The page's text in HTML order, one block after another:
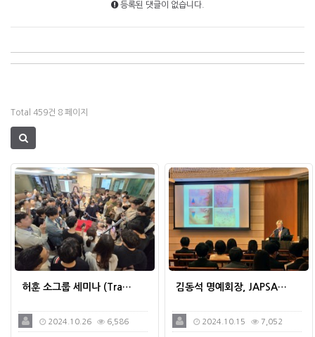
등록된 댓글이 없습니다.
Total 459건 8 페이지
허훈 소그룹 세미나 (Tra…
2024.10.26 6,586
김동석 명예회장, JAPSA…
2024.10.15 7,052